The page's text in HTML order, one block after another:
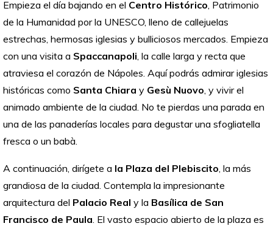
Empieza el día bajando en el Centro Histórico , Patrimonio
de la Humanidad por la UNESCO, lleno de callejuelas
estrechas, hermosas iglesias y bulliciosos mercados. Empieza
con una visita a Spaccanapoli , la calle larga y recta que
atraviesa el corazón de Nápoles. Aquí podrás admirar iglesias
históricas como Santa Chiara y Gesù Nuovo , y vivir el
animado ambiente de la ciudad. No te pierdas una parada en
una de las panaderías locales para degustar una sfogliatella
fresca o un babà.
A continuación, dirígete a la Plaza del Plebiscito , la más
grandiosa de la ciudad. Contempla la impresionante
arquitectura del Palacio Real y la Basílica de San
Francisco de Paula . El vasto espacio abierto de la plaza es